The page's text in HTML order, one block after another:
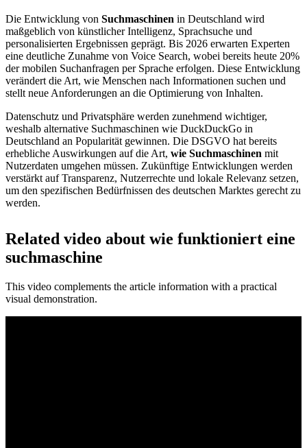
Die Entwicklung von Suchmaschinen in Deutschland wird
maßgeblich von künstlicher Intelligenz, Sprachsuche und
personalisierten Ergebnissen geprägt. Bis 2026 erwarten Experten
eine deutliche Zunahme von Voice Search, wobei bereits heute 20%
der mobilen Suchanfragen per Sprache erfolgen. Diese Entwicklung
verändert die Art, wie Menschen nach Informationen suchen und
stellt neue Anforderungen an die Optimierung von Inhalten.
Datenschutz und Privatsphäre werden zunehmend wichtiger,
weshalb alternative Suchmaschinen wie DuckDuckGo in
Deutschland an Popularität gewinnen. Die DSGVO hat bereits
erhebliche Auswirkungen auf die Art, wie Suchmaschinen mit
Nutzerdaten umgehen müssen. Zukünftige Entwicklungen werden
verstärkt auf Transparenz, Nutzerrechte und lokale Relevanz setzen,
um den spezifischen Bedürfnissen des deutschen Marktes gerecht zu
werden.
Related video about wie funktioniert eine
suchmaschine
This video complements the article information with a practical
visual demonstration.